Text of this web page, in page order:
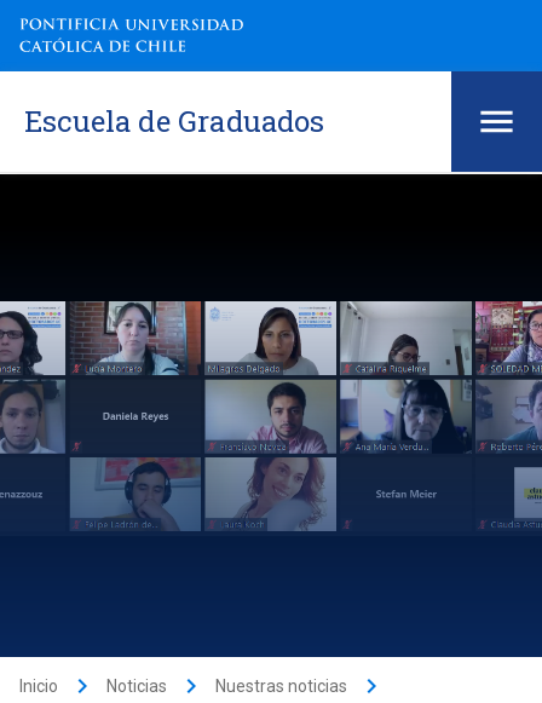
Escuela de Graduados
Inicio keyboard_arrow_right Noticias keyboard_arrow_right Nuestras noticias keyboard_arrow_right